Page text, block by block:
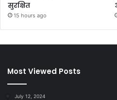
सुरक्षित
15 hours ago
Most Viewed Posts
July 12, 2024